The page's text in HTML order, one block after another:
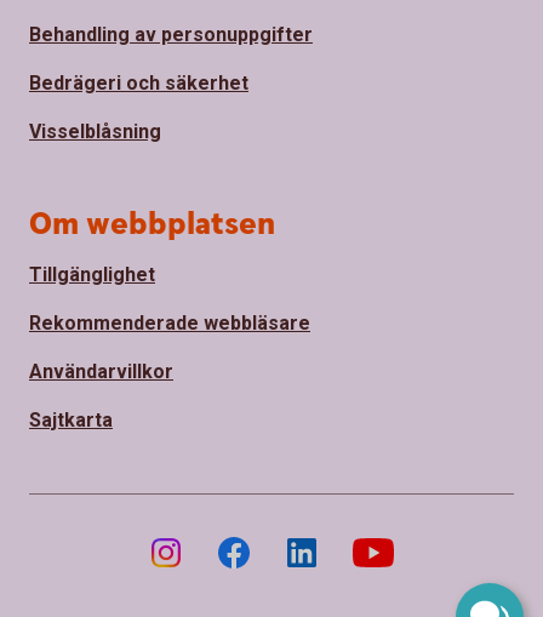
Behandling av personuppgifter
Bedrägeri och säkerhet
Visselblåsning
Om webbplatsen
Tillgänglighet
Rekommenderade webbläsare
Användarvillkor
Sajtkarta